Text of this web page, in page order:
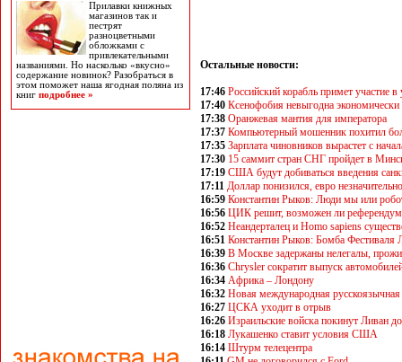
Прилавки книжных
магазинов так и
пестрят
разноцветными
обложками с
привлекательными
названиями. Но насколько «вкусно»
содержание новинок? Разобраться в
этом поможет наша ягодная поляна из
книг подробнее »
Остальные новости:
17:46 Российский корабль примет участие
17:40 Ксенофобия невыгодна экономически
17:38 Оранжевая мантия для императора
17:37 Компьютерный мошенник похитил
17:35 Зарплата чиновников вырастет с
17:30 15 саммит стран СНГ пройдет в
17:19 США будут добиваться введения
17:11 Доллар понизился, евро
16:59 Константин Рыков: Люди мы или
16:56 ЦИК решит, возможен ли референдум
16:52 Неандерталец и Homo sapiens
16:51 Константин Рыков: Бомба Фестиваля
16:39 В Москве задержаны нелегалы,
16:36 Chrysler сократит выпуск
16:34 Африка – Лондону
16:32 Новая международная русскоязычная
16:27 ЦСКА уходит в отрыв
16:26 Израильские войска покинут Ливан
16:18 Лукашенко ставит условия США
16:14 Штурм телецентра